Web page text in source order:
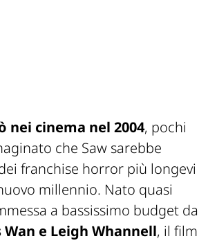
nei cinema nel 2004, pochi
che Saw sarebbe
franchise horror più longevi
millennio. Nato quasi
a bassissimo budget da
Wan e Leigh Whannell, il film